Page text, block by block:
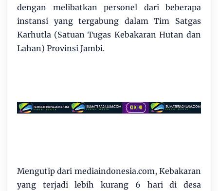
dengan melibatkan personel dari beberapa
instansi yang tergabung dalam Tim Satgas
Karhutla (Satuan Tugas Kebakaran Hutan dan
Lahan) Provinsi Jambi.
Mengutip dari mediaindonesia.com, Kebakaran
yang terjadi lebih kurang 6 hari di desa